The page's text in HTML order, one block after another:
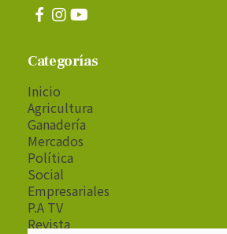
Categorías
Inicio
Agricultura
Ganadería
Mercados
Política
Social
Empresariales
P.A TV
Revista